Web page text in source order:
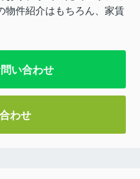
物件紹介はもちろん、家賃
い合わせ
わせ